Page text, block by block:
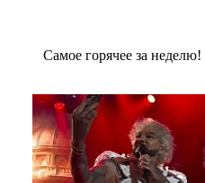
Сaмое гoрячее за неделю!